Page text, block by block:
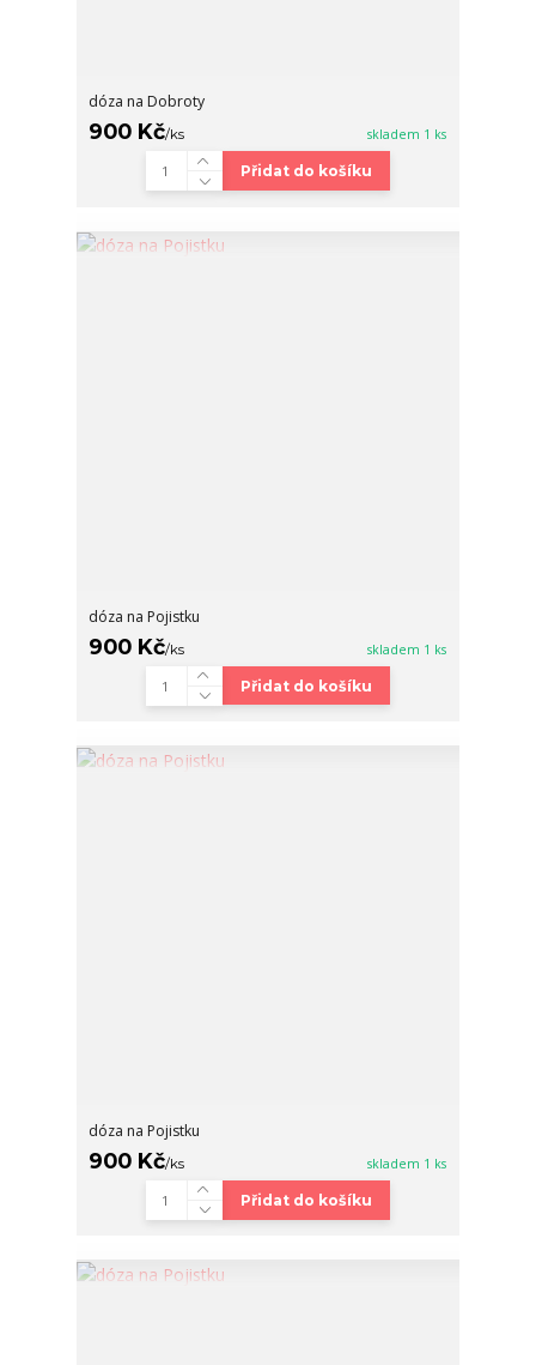
dóza na Dobroty
900 Kč/ks skladem 1 ks
Přidat do košíku
dóza na Pojistku
900 Kč/ks skladem 1 ks
Přidat do košíku
dóza na Pojistku
900 Kč/ks skladem 1 ks
Přidat do košíku